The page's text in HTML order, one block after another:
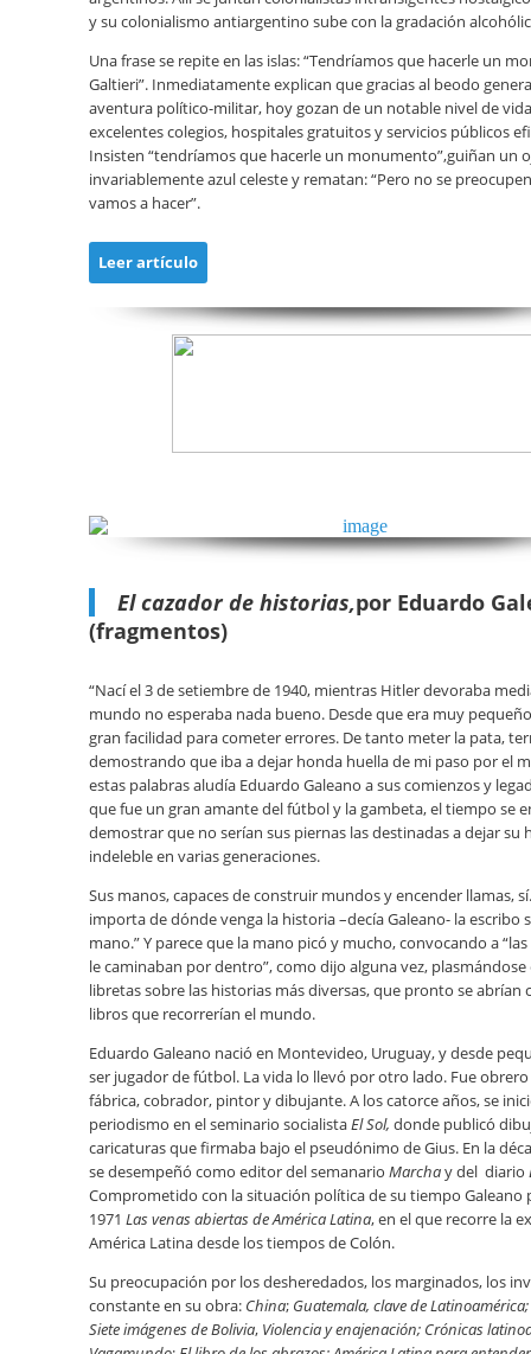
y su colonialismo antiargentino sube con la gradación
Una frase se repite en las islas: “Tendríamos que hacerle un
Galtieri”. Inmediatamente explican que gracias al beodo
aventura político-militar, hoy gozan de un notable nivel de
excelentes colegios, hospitales gratuitos y servicios públicos
Insisten “tendríamos que hacerle un monumento”,guiñan un
invariablemente azul celeste y rematan: “Pero no se
vamos a hacer”.
Leer artículo
El cazador de historias,por Eduardo
(fragmentos)
“Nací el 3 de setiembre de 1940, mientras Hitler devoraba
mundo no esperaba nada bueno. Desde que era muy
gran facilidad para cometer errores. De tanto meter la pata,
demostrando que iba a dejar honda huella de mi paso por el
estas palabras aludía Eduardo Galeano a sus comienzos y
que fue un gran amante del fútbol y la gambeta, el tiempo se
demostrar que no serían sus piernas las destinadas a dejar su
indeleble en varias generaciones.
Sus manos, capaces de construir mundos y encender llamas,
importa de dónde venga la historia –decía Galeano- la escribo
mano.” Y parece que la mano picó y mucho, convocando a
le caminaban por dentro”, como dijo alguna vez,
libretas sobre las historias más diversas, que pronto se abrían
libros que recorrerían el mundo.
Eduardo Galeano nació en Montevideo, Uruguay, y desde
ser jugador de fútbol. La vida lo llevó por otro lado. Fue
fábrica, cobrador, pintor y dibujante. A los catorce años, se
periodismo en el seminario socialistaEl Sol, donde publicó
caricaturas que firmaba bajo el pseudónimo de Gius. En la
se desempeñó como editor del semanario Marchay del diario
Comprometido con la situación política de su tiempo Galeano
1971 Las venas abiertas de América Latina, en el que recorre la
América Latina desde los tiempos de Colón.
Su preocupación por los desheredados, los marginados, los
constante en su obra: China; Guatemala, clave de Latinoamérica;
Siete imágenes de Bolivia, Violencia y enajenación; Crónicas